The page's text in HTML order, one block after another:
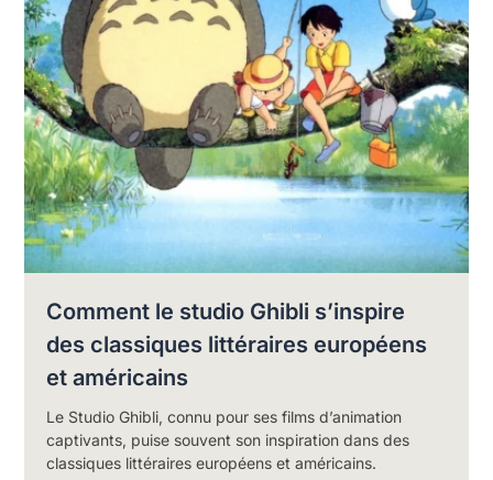
Comment le studio Ghibli s’inspire
des classiques littéraires européens
et américains
Le Studio Ghibli, connu pour ses films d’animation
captivants, puise souvent son inspiration dans des
classiques littéraires européens et américains.